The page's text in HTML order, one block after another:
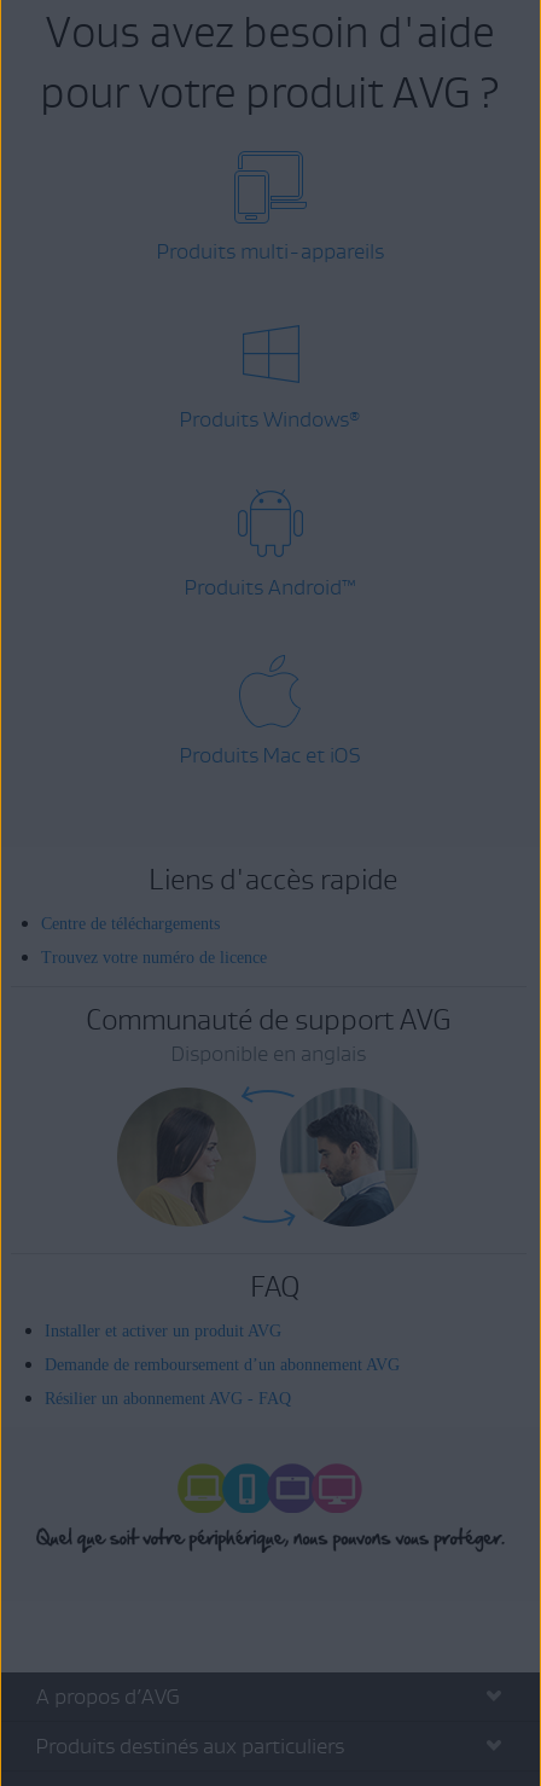
Vous avez besoin d'aide
pour votre produit AVG ?
Produits multi-appareils
Produits Windows®
Produits Android™
Produits Mac et iOS
Liens d'accès rapide
Centre de téléchargements
Trouvez votre numéro de licence
Communauté de support AVG
Disponible en anglais
FAQ
Installer et activer un produit AVG
Demande de remboursement d’un abonnement AVG
Résilier un abonnement AVG - FAQ
A propos d’AVG
Produits destinés aux particuliers